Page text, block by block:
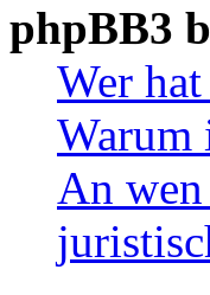
phpBB3
Wer
Warum
An